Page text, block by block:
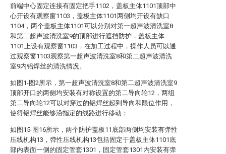
前端中心固定连接有固定把手1102，盖板主体1101顶部中
心开设有观察窗1103，盖板主体1101两侧均开设有缺口
1104，两个盖板主体1101可以分别对第一超声波清洗室8
和第二超声波清洗室9的顶部进行遮挡防护，盖板主体
1101上设有观察窗1103，在加工过程中，操作人员可以通
过观察窗1103观察第一超声波清洗室8和第二超声波清洗
室9内铝焊丝的清洗情况。
如图1-图2所示，第一超声波清洗室8和第二超声波清洗室9
顶部开口的两侧均安装有对称设置的第二导向轮12，两组
第二导向轮12可以对穿过的铝焊丝起到导向和限位作用，
使得铝焊丝能够沿指定的线路进行移动；
如图15-图16所示，两个防护盖板11底部两侧均安装有弹性
压线机构13，弹性压线机构13包括固定于盖板主体1101底
部内表面一侧的固定管套1301，固定管套1301内安装有弹